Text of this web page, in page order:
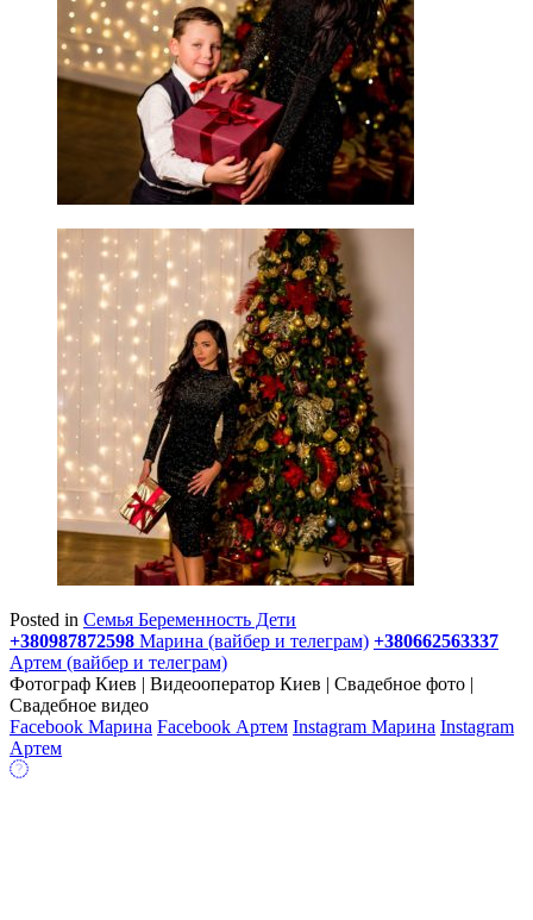
Posted in Семья Беременность Дети
+380987872598 Марина (вайбер и телеграм) +380662563337
Артем (вайбер и телеграм)
Фотограф Киев | Видеооператор Киев | Свадебное фото |
Свадебное видео
Facebook Марина Facebook Артем Instagram Марина Instagram
Артем